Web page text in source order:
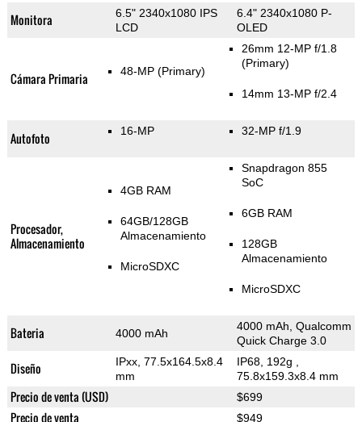
Monitora
6.5" 2340x1080 IPS
LCD
6.4" 2340x1080 P-
OLED
Cámara Primaria 48-MP (Primary)
26mm 12-MP f/1.8
(Primary)
14mm 13-MP f/2.4
Autofoto 16-MP 32-MP f/1.9
Procesador,
Almacenamiento
4GB RAM
64GB/128GB
Almacenamiento
MicroSDXC
Snapdragon 855
SoC
6GB RAM
128GB
Almacenamiento
MicroSDXC
Bateria 4000 mAh
4000 mAh, Qualcomm
Quick Charge 3.0
Diseño
IPxx, 77.5x164.5x8.4
mm
IP68, 192g
75.8x159.3x8.4 mm
Precio de venta (USD) $699
Precio de venta $949